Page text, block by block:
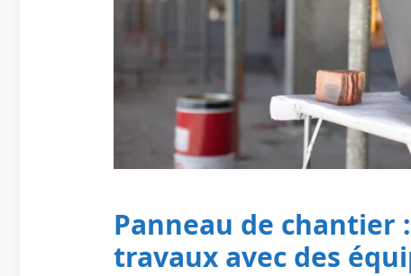
Panneau de chantier
travaux avec des